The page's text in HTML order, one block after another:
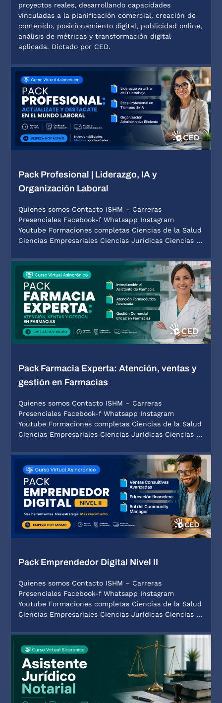
proyectos reales, desarrollando capacidades
vinculadas a la planificación comercial, creación de
contenido, posicionamiento digital, publicidad online,
análisis de métricas y transformación digital
aplicada. Dictado por CED.
Pack Profesional | Liderazgo, IA y
Organización Laboral
Quienes somos Contacto ISHM – Carreras
Presenciales Facebook-f Whatsapp Instagram
Youtube Formaciones completas Ciencias de la Salud
Ciencias Empresariales Ciencias Jurídicas Ciencias …
Pack Farmacia Experta: Atención, ventas y
gestión en Farmacias
Quienes somos Contacto ISHM – Carreras
Presenciales Facebook-f Whatsapp Instagram
Youtube Formaciones completas Ciencias de la Salud
Ciencias Empresariales Ciencias Jurídicas Ciencias …
Pack Emprendedor Digital Nivel II
Quienes somos Contacto ISHM – Carreras
Presenciales Facebook-f Whatsapp Instagram
Youtube Formaciones completas Ciencias de la Salud
Ciencias Empresariales Ciencias Jurídicas Ciencias …